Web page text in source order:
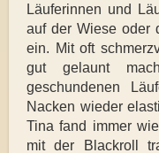
Läuferinnen und
auf der Wiese oder
ein. Mit oft
gut gelaunt
geschundenen
Nacken wieder
Tina fand immer
mit der Blackroll